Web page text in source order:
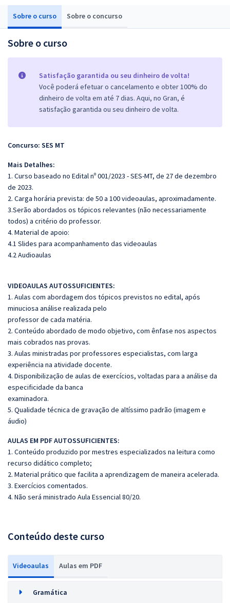
Sobre o curso Sobre o concurso
Sobre o curso
Satisfação garantida ou seu dinheiro de volta!
Você poderá efetuar o cancelamento e obter 100% do
dinheiro de volta em até 7 dias. Aqui, no Gran, é
satisfação garantida ou seu dinheiro de volta.
Concurso: SES MT
Mais Detalhes:
1. Curso baseado no Edital nº 001/2023 - SES-MT, de 27 de dezembro
de 2023.
2. Carga horária prevista: de 50 a 100 videoaulas, aproximadamente.
3.Serão abordados os tópicos relevantes (não necessariamente
todos) a critério do professor.
4. Material de apoio:
4.1 Slides para acompanhamento das videoaulas
4.2 Audioaulas
VIDEOAULAS AUTOSSUFICIENTES:
1. Aulas com abordagem dos tópicos previstos no edital, após
minuciosa análise realizada pelo
professor de cada matéria.
2. Conteúdo abordado de modo objetivo, com ênfase nos aspectos
mais cobrados nas provas.
3. Aulas ministradas por professores especialistas, com larga
experiência na atividade docente.
4. Disponibilização de aulas de exercícios, voltadas para a análise da
especificidade da banca
examinadora.
5. Qualidade técnica de gravação de altíssimo padrão (imagem e
áudio)
AULAS EM PDF AUTOSSUFICIENTES:
1. Conteúdo produzido por mestres especializados na leitura como
recurso didático completo;
2. Material prático que facilita a aprendizagem de maneira acelerada.
3. Exercícios comentados.
4. Não será ministrado Aula Essencial 80/20.
Conteúdo deste curso
Videoaulas Aulas em PDF
Gramática